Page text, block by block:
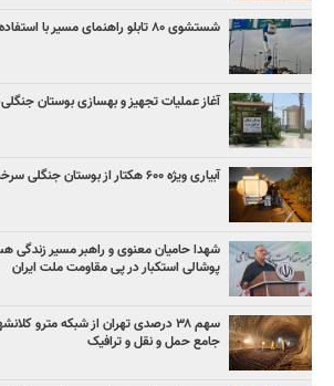
شستشوی ۸۰ تابلو راهنمای مسیر با استفاده از بالابر
آغاز عملیات تجهیز و بهسازی بوستان
آبیاری ویژه ۶۰۰ هکتار از بوستان جنگلی سرخه‌حصار
شهدا حامیان معنوی و راهبر مسیر زندگی
پوشالی استکبار در پی مقاومت ملت ایران
سهم ۳۸ درصدی تهران از شبکه مترو
جامع حمل و نقل و ترافیک